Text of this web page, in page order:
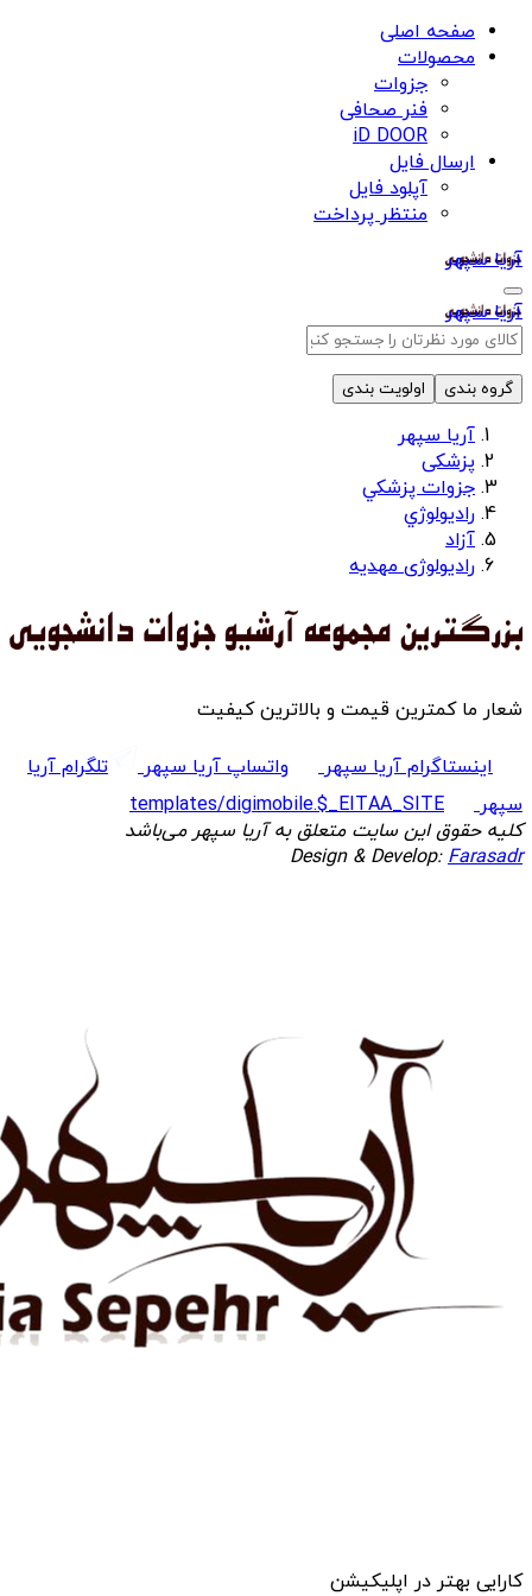
صفحه اصلی
محصولات
جزوات
فنر صحافی
iD DOOR
ارسال فایل
آپلود فایل
منتظر پرداخت
آریا سپهر
آریا سپهر
گروه بندی اولویت بندی
آریا سپهر
پزشکی
جزوات پزشكي
راديولوژي
آزاد
رادیولوژی مهدیه
شعار ما کمترین قیمت و بالاترین کیفیت
اینستاگرام آریا سپهر واتساپ آریا سپهر
تلگرام آریا
سپهر
templates/digimobile.$_EITAA_SITE
کلیه حقوق این سایت متعلق به آریا سپهر می‌باشد
Design & Develop:Farasadr
کارایی بهتر در اپلیکیشن